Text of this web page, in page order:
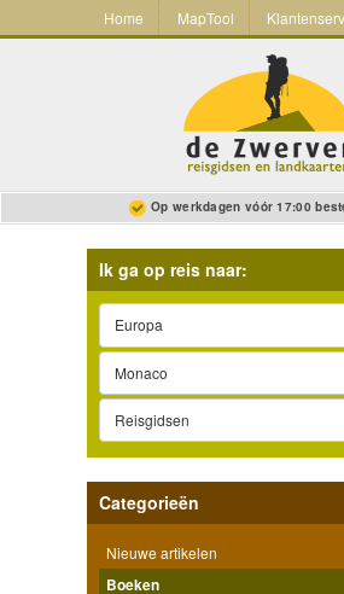
Home MapTool
Op werkdagen vóór 17:00
Ik ga op reis naar:
Europa
Monaco
Reisgidsen
Categorieën
Nieuwe artikelen
Boeken